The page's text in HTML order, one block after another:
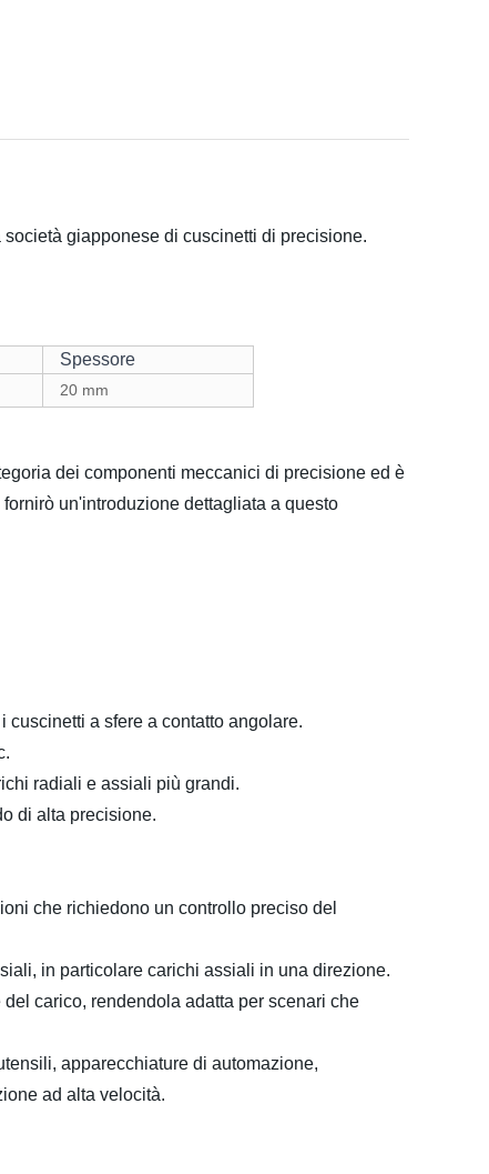
giapponese di cuscinetti di precisione.
Spessore
20 mm
dei componenti meccanici di precisione ed è
un'introduzione dettagliata a questo
a sfere a contatto angolare.
radiali e assiali più grandi.
di alta precisione.
che richiedono un controllo preciso del
in particolare carichi assiali in una direzione.
carico, rendendola adatta per scenari che
apparecchiature di automazione,
ad alta velocità.